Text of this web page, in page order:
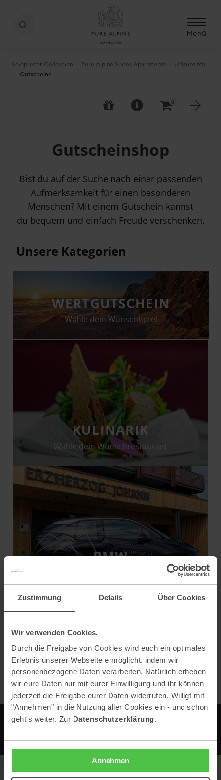
Zustimmung Details Über Cookies
Wir verwenden Cookies.
Durch die Freigabe von Cookies wird euch ein optimales
Erlebnis unserer Webseite ermöglicht, indem wir
personenbezogene Daten verarbeiten. Natürlich erheben
wir eure Daten nur mit eurer Einwilligung und ihr können
jederzeit die Freigabe eurer Daten widerrufen. Willigt mit
"Annehmen" in die Nutzung aller Cookies ein - und schon
geht's weiter. Zur Datenschutzerklärung.
Annehmen
Menü
Keinprecht Collection Pure Alpine Suites Apartments Urlaubsinfo
Gutscheine